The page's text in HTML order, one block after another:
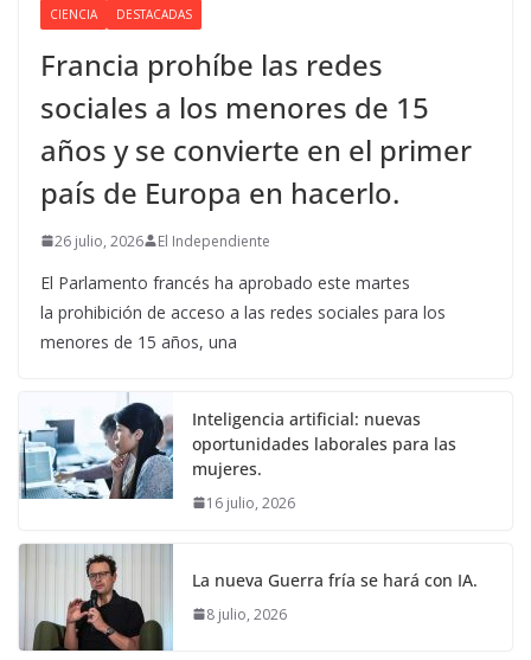
CIENCIA DESTACADAS
Francia prohíbe las redes
sociales a los menores de 15
años y se convierte en el primer
país de Europa en hacerlo.
26 julio, 2026 El Independiente
El Parlamento francés ha aprobado este martes
la prohibición de acceso a las redes sociales para los
menores de 15 años, una
Inteligencia artificial: nuevas
oportunidades laborales para las
mujeres.
16 julio, 2026
La nueva Guerra fría se hará con IA.
8 julio, 2026